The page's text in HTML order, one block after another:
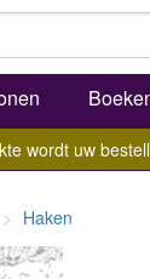
wordt uw
Haken